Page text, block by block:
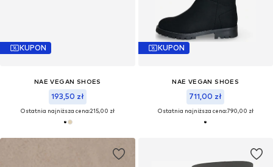
KUPON
NAE VEGAN SHOES
193,50 zł
Ostatnia najniższa cena:215,00 zł
KUPON
NAE VEGAN SHOES
711,00 zł
Ostatnia najniższa cena:790,00 zł